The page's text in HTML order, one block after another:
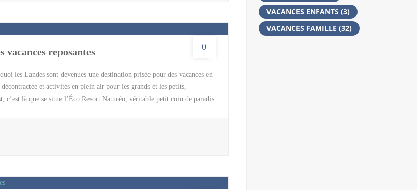
reposantes 0
les Landes sont devenues une destination prisée pour des vacances en
et activités en plein air pour les grands et les petits,
c’est là que se situe l’Éco Resort Naturéo, véritable petit coin de paradis
multitude d’activités à faire en famille toute l’année. Les
VACANCES ENFANTS (3)
VACANCES FAMILLE (32)